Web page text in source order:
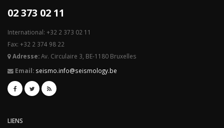
02 373 02 11
International: +32 2 373 02 11
Fax: +32 2 374 98 22
Adresse:Av. Circulaire 3, BE-1180 Bruxelles
Email: seismo.info@seismology.be
LIENS